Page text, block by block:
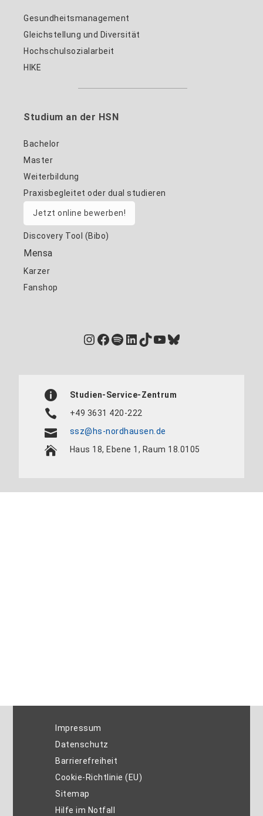
Gesundheitsmanagement
Gleichstellung und Diversität
Hochschulsozialarbeit
HIKE
Studium an der HSN
Bachelor
Master
Weiterbildung
Praxisbegleitet oder dual studieren
Jetzt online bewerben!
Discovery Tool (Bibo)
Mensa
Karzer
Fanshop
Instagram
Facebook
Spotify
LinkedIn
TikTok
YouTube
Bluesky
Studien-Service-Zentrum
+49 3631 420-222
ssz@hs-nordhausen.de
Haus 18, Ebene 1, Raum 18.0105
Impressum
Datenschutz
Barrierefreiheit
Cookie-Richtlinie (EU)
Sitemap
Hilfe im Notfall